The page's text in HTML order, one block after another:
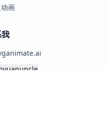
画